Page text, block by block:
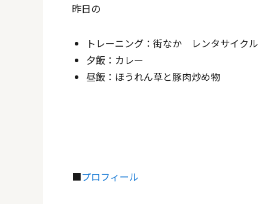
昨日の
トレーニング：街なか レンタサイクル
夕飯：カレー
昼飯：ほうれん草と豚肉炒め物
■プロフィール